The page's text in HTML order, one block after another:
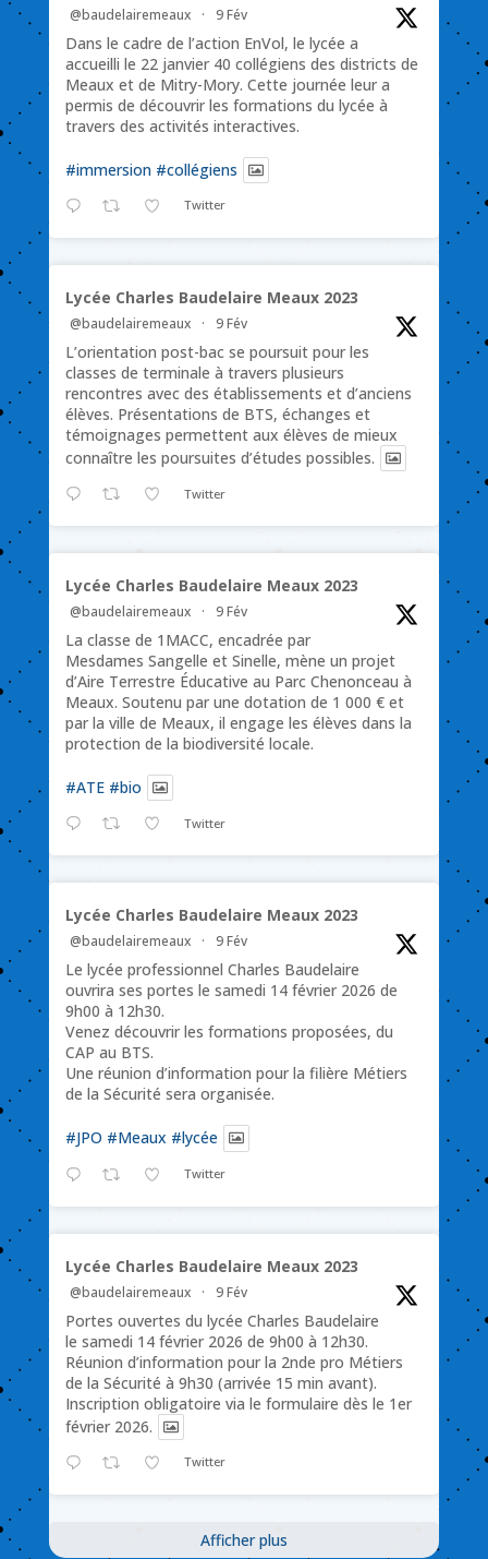
@baudelairemeaux · 9 Fév
Dans le cadre de l’action EnVol, le lycée a
accueilli le 22 janvier 40 collégiens des districts de
Meaux et de Mitry-Mory. Cette journée leur a
permis de découvrir les formations du lycée à
travers des activités interactives.
#immersion #collégiens
Twitter
Lycée Charles Baudelaire Meaux 2023
@baudelairemeaux · 9 Fév
L’orientation post-bac se poursuit pour les
classes de terminale à travers plusieurs
rencontres avec des établissements et d’anciens
élèves. Présentations de BTS, échanges et
témoignages permettent aux élèves de mieux
connaître les poursuites d’études possibles.
Twitter
Lycée Charles Baudelaire Meaux 2023
@baudelairemeaux · 9 Fév
La classe de 1MACC, encadrée par
Mesdames Sangelle et Sinelle, mène un projet
d’Aire Terrestre Éducative au Parc Chenonceau à
Meaux. Soutenu par une dotation de 1 000 € et
par la ville de Meaux, il engage les élèves dans la
protection de la biodiversité locale.
#ATE #bio
Twitter
Lycée Charles Baudelaire Meaux 2023
@baudelairemeaux · 9 Fév
Le lycée professionnel Charles Baudelaire
ouvrira ses portes le samedi 14 février 2026 de
9h00 à 12h30.
Venez découvrir les formations proposées, du
CAP au BTS.
Une réunion d’information pour la filière Métiers
de la Sécurité sera organisée.
#JPO #Meaux #lycée
Twitter
Lycée Charles Baudelaire Meaux 2023
@baudelairemeaux · 9 Fév
Portes ouvertes du lycée Charles Baudelaire
le samedi 14 février 2026 de 9h00 à 12h30.
Réunion d’information pour la 2nde pro Métiers
de la Sécurité à 9h30 (arrivée 15 min avant).
Inscription obligatoire via le formulaire dès le 1er
février 2026.
Twitter
Afficher plus